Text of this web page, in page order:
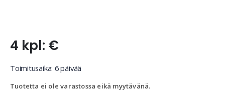
4 kpl: €
Toimitusaika: 6 päivää
Tuotetta ei ole varastossa eikä myytävänä.